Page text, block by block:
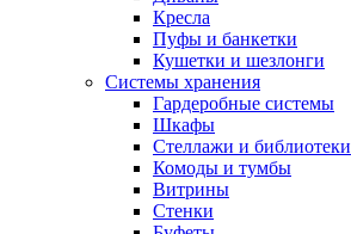
Кресла
Пуфы и банкетки
Кушетки и шезлонги
Системы хранения
Гардеробные системы
Шкафы
Стеллажи и библиотеки
Комоды и тумбы
Витрины
Стенки